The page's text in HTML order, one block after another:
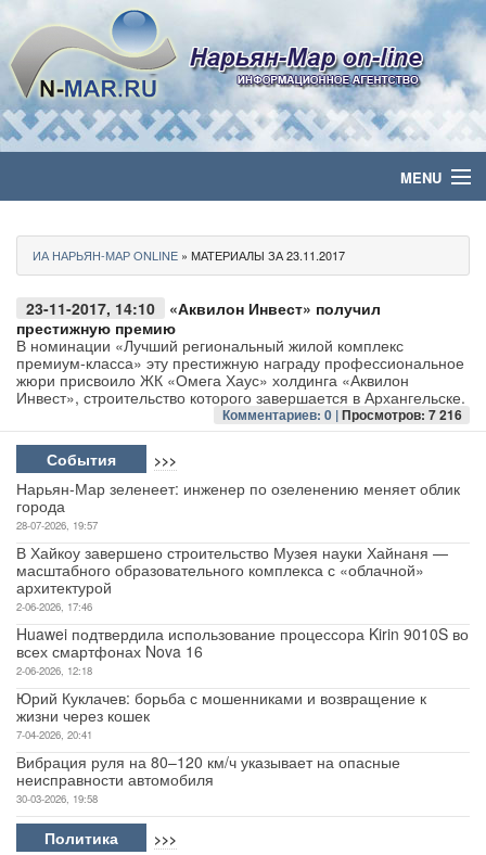
MENU
Политика
Бизнес
Общество
Медиа
Авто
Спорт
Контакты
ИА НАРЬЯН-МАР ONLINE » МАТЕРИАЛЫ ЗА 23.11.2017
23-11-2017, 14:10
«Аквилон Инвест» получил
престижную премию
В номинации «Лучший региональный жилой комплекс
премиум-класса» эту престижную награду профессиональное
жюри присвоило ЖК «Омега Хаус» холдинга «Аквилон
Инвест», строительство которого завершается в Архангельске.
Комментариев: 0 |Просмотров: 7 216
События >>>
Нарьян-Мар зеленеет: инженер по озеленению меняет облик
города
28-07-2026, 19:57
В Хайкоу завершено строительство Музея науки Хайнаня —
масштабного образовательного комплекса с «облачной»
архитектурой
2-06-2026, 17:46
Huawei подтвердила использование процессора Kirin 9010S во
всех смартфонах Nova 16
2-06-2026, 12:18
Юрий Куклачев: борьба с мошенниками и возвращение к
жизни через кошек
7-04-2026, 20:41
Вибрация руля на 80–120 км/ч указывает на опасные
неисправности автомобиля
30-03-2026, 19:58
Политика >>>